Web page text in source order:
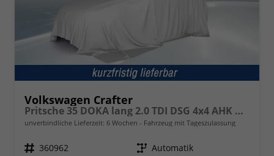
Volkswagen Crafter
Pritsche 35 DOKA lang 2.0 TDI DSG 4x4 AHK Klima
unverbindliche Lieferzeit: 6 Wochen Fahrzeug mit Tageszulassung
Fahrzeugnr. 360962 Getriebe Automatik